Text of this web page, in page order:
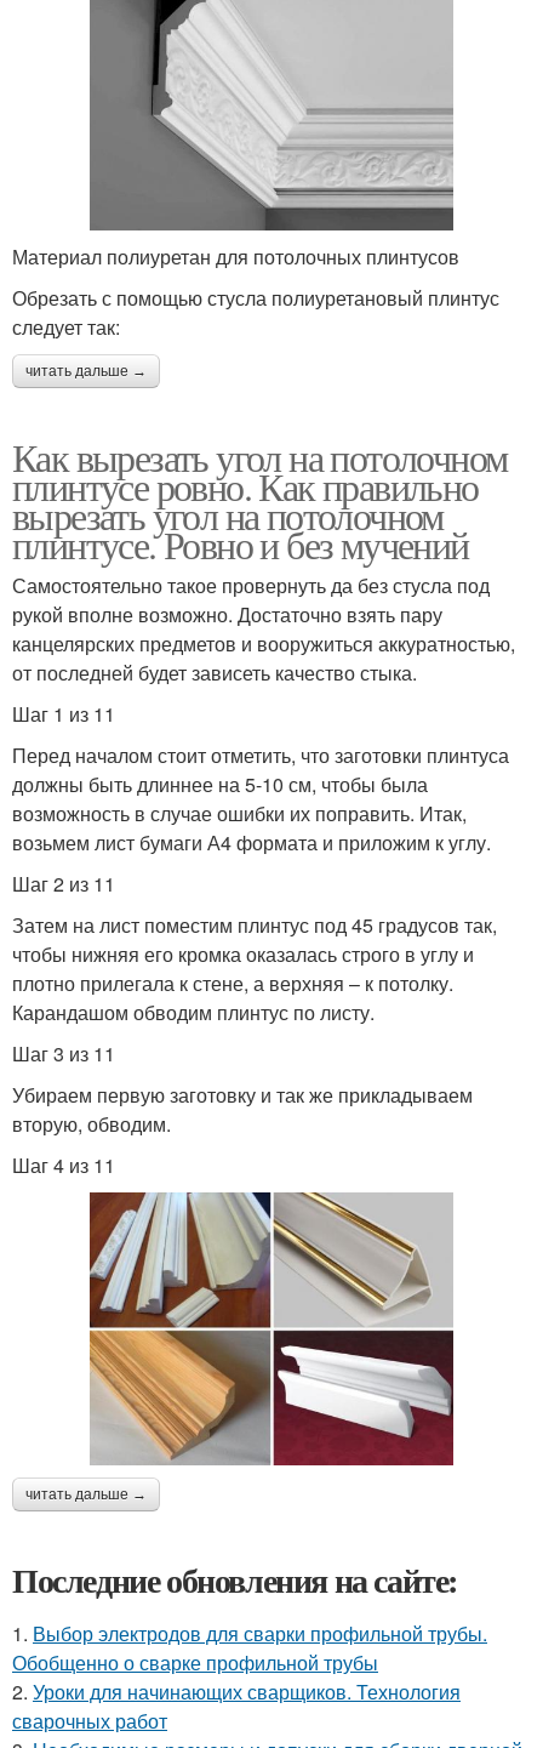
Материал полиуретан для потолочных плинтусов
Обрезать с помощью стусла полиуретановый плинтус
следует так:
читать дальше →
Как вырезать угол на потолочном
плинтусе ровно. Как правильно
вырезать угол на потолочном
плинтусе. Ровно и без мучений
Самостоятельно такое провернуть да без стусла под
рукой вполне возможно. Достаточно взять пару
канцелярских предметов и вооружиться аккуратностью,
от последней будет зависеть качество стыка.
Шаг 1 из 11
Перед началом стоит отметить, что заготовки плинтуса
должны быть длиннее на 5-10 см, чтобы была
возможность в случае ошибки их поправить. Итак,
возьмем лист бумаги А4 формата и приложим к углу.
Шаг 2 из 11
Затем на лист поместим плинтус под 45 градусов так,
чтобы нижняя его кромка оказалась строго в углу и
плотно прилегала к стене, а верхняя – к потолку.
Карандашом обводим плинтус по листу.
Шаг 3 из 11
Убираем первую заготовку и так же прикладываем
вторую, обводим.
Шаг 4 из 11
читать дальше →
Последние обновления на сайте:
1. Выбор электродов для сварки профильной трубы.
Обобщенно о сварке профильной трубы
2. Уроки для начинающих сварщиков. Технология
сварочных работ